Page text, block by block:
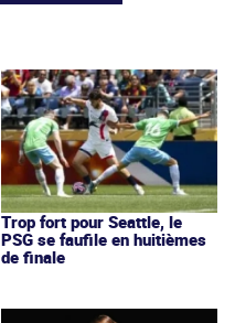
Trop fort pour Seattle, le
PSG se faufile en huitièmes
de finale